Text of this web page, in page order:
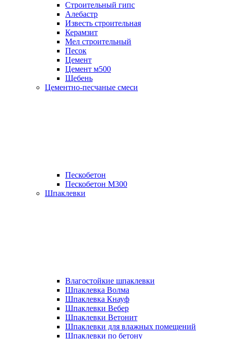
Строительный гипс
Алебастр
Известь строительная
Керамзит
Мел строительный
Песок
Цемент
Цемент м500
Щебень
Цементно-песчаные смеси
Пескобетон
Пескобетон М300
Шпаклевки
Влагостойкие шпаклевки
Шпаклевка Волма
Шпаклевка Кнауф
Шпаклевки Вебер
Шпаклевки Ветонит
Шпаклевки для влажных помещений
Шпаклевки по бетону